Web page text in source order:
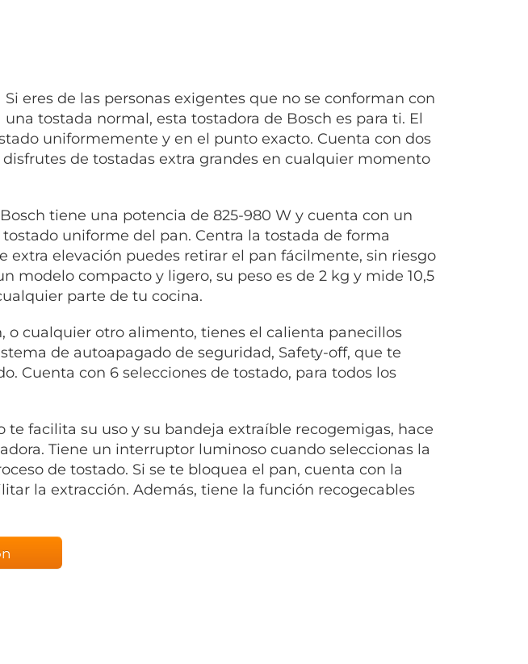
Si eres de las personas exigentes que no se conforman con
una tostada normal, esta tostadora de Bosch es para ti. El
uniformemente y en el punto exacto. Cuenta con dos
de tostadas extra grandes en cualquier momento
tiene una potencia de 825-980 W y cuenta con un
uniforme del pan. Centra la tostada de forma
extra elevación puedes retirar el pan fácilmente, sin riesgo
modelo compacto y ligero, su peso es de 2 kg y mide 10,5
parte de tu cocina.
o cualquier otro alimento, tienes el calienta panecillos
de autoapagado de seguridad, Safety-off, que te
Cuenta con 6 selecciones de tostado, para todos los
facilita su uso y su bandeja extraíble recogemigas, hace
Tiene un interruptor luminoso cuando seleccionas la
de tostado. Si se te bloquea el pan, cuenta con la
la extracción. Además, tiene la función recogecables